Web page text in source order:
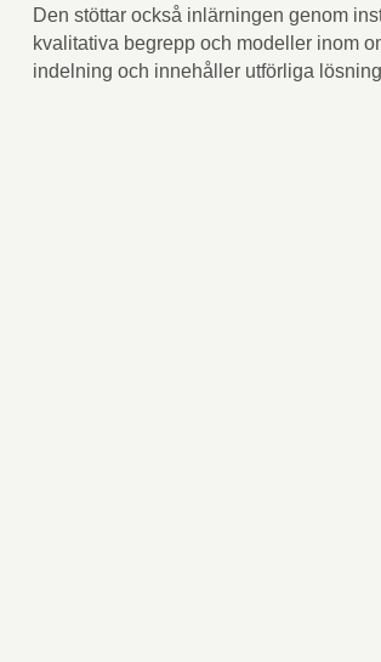
Den stöttar också inlärningen genom
kvalitativa begrepp och modeller inom
indelning och innehåller utförliga